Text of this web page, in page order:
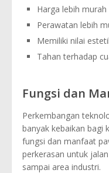
Harga lebih murah
Perawatan lebih
Memiliki nilai
Tahan terhadap
Fungsi dan
Perkembangan
banyak kebaikan bagi
fungsi dan manfaat
perkerasan untuk
sampai area industri.